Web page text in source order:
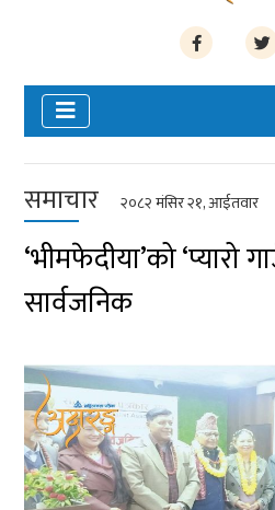
समाचार २०८२ मंसिर २१, आईतवार
‘भीमफेदीया’को ‘प्यारो
सार्वजनिक